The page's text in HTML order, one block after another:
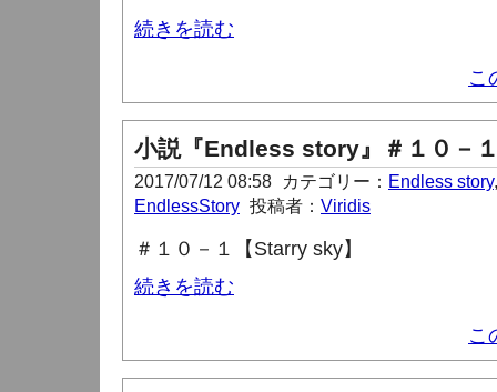
続きを読む
こ
小説『Endless story』＃１０－
2017/07/12 08:58 カテゴリー： Endless story
EndlessStory 投稿者： Viridis
＃１０－１【Starry sky】
続きを読む
こ